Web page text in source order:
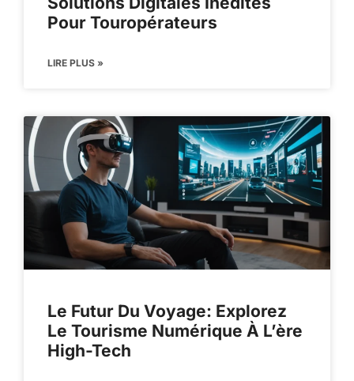
Pour Touropérateurs
LIRE PLUS »
Le Futur Du Voyage: Explorez
Le Tourisme Numérique À L’ère
High-Tech